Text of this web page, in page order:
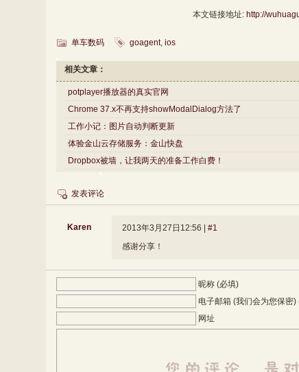
本文链接地址: http://
单车数码 goagent, ios
相关文章：
potplayer播放器的真实官网
Chrome 37.x不再支持showModalDialog方法了
工作小记：图片自动判断更新
体验金山云存储服务：金山快盘
Dropbox被墙，让我两天的准备工作白费！
发表评论
Karen 2013年3月27日12:56 | #1
感谢分享！
昵称 (必填)
电子邮箱 (我们会为您保密)
网址